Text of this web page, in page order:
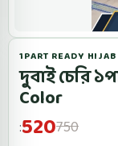
1PART READY HIJAB
দুবাই চেরি
Color
:520750